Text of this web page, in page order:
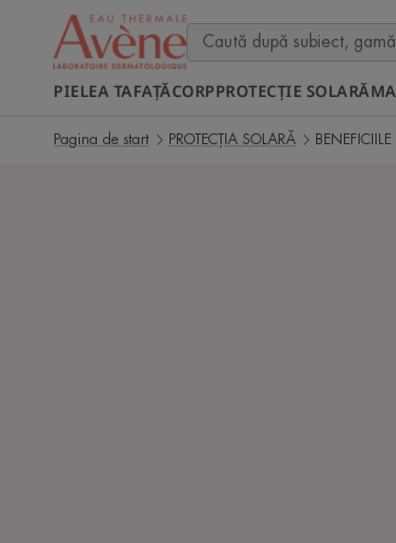
PIELEA TAFAȚĂCORPPROTECȚIE SOLARĂ
Pagina de start PROTECȚIA SOLARĂ